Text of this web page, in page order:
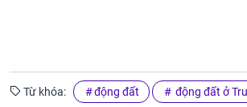
Từ khóa: động đất động đất ở